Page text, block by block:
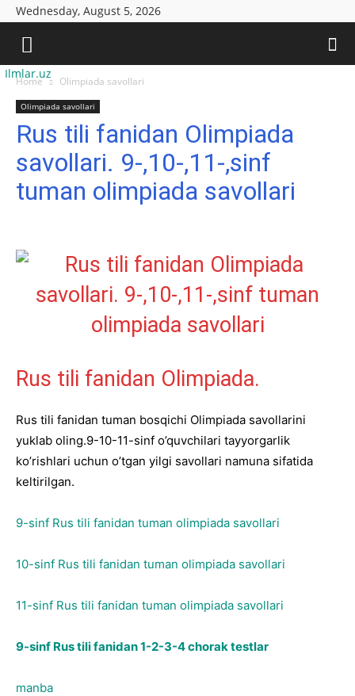
Wednesday, August 5, 2026
Ilmlar.uz
Home Olimpiada savollari
Olimpiada savollari
Rus tili fanidan Olimpiada
savollari. 9-,10-,11-,sinf
tuman olimpiada savollari
Rus tili fanidan Olimpiada.
Rus tili fanidan tuman bosqichi Olimpiada savollarini
yuklab oling.9-10-11-sinf o’quvchilari tayyorgarlik
ko’rishlari uchun o’tgan yilgi savollari namuna sifatida
keltirilgan.
9-sinf Rus tili fanidan tuman olimpiada savollari
10-sinf Rus tili fanidan tuman olimpiada savollari
11-sinf Rus tili fanidan tuman olimpiada savollari
9-sinf Rus tili fanidan 1-2-3-4 chorak testlar
manba